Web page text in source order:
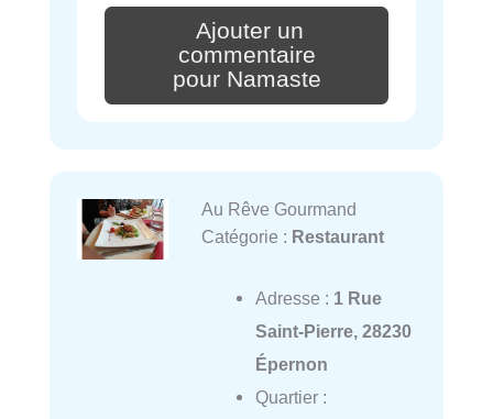
Ajouter un
commentaire
pour Namaste
Au Rêve Gourmand
Catégorie : Restaurant
Adresse : 1 Rue
Saint-Pierre, 28230
Épernon
Quartier :